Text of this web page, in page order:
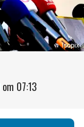
Isopix
om 07:13